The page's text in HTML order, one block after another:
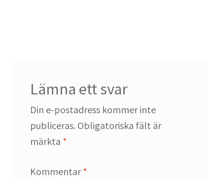
Kreatin
Lämna ett svar
Din e-postadress kommer inte
publiceras. Obligatoriska fält är
märkta *
Kommentar*